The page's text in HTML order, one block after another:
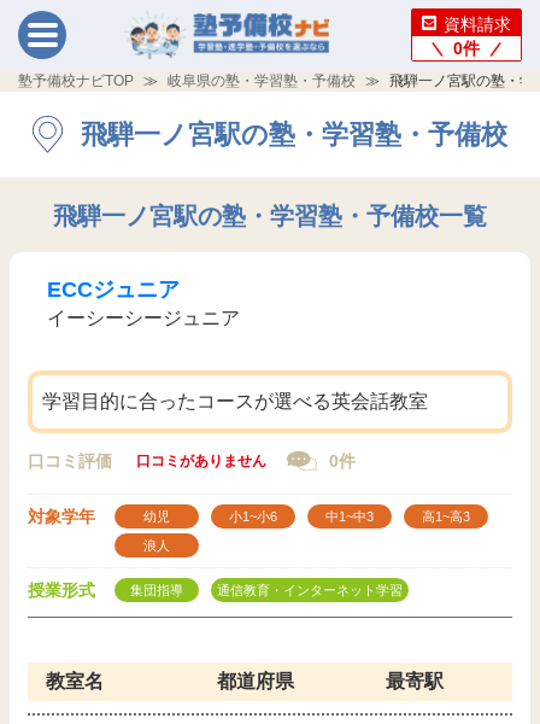
資料請求
0件
塾予備校ナビTOP 岐阜県の塾・学習塾・予備校 飛騨一ノ宮駅の塾・学
飛騨一ノ宮駅の塾・学習塾・予備校
飛騨一ノ宮駅の塾・学習塾・予備校一覧
ECCジュニア
イーシーシージュニア
学習目的に合ったコースが選べる英会話教室
口コミ評価 口コミがありません 0件
対象学年 幼児 小1~小6 中1~中3
高1~高3
浪人
授業形式 集団指導 通信教育・インターネット学習
教室名 都道府県 最寄駅